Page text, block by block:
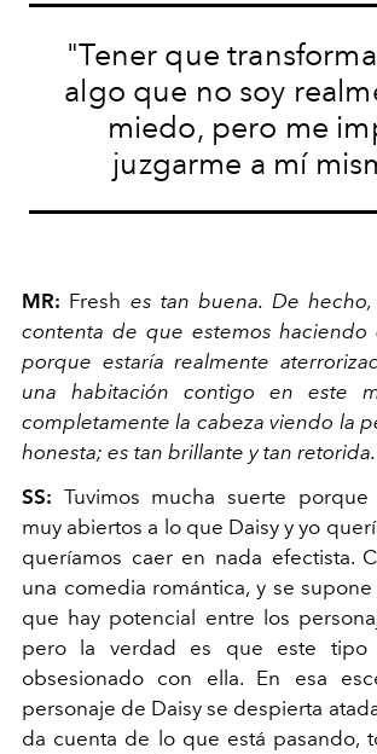
"Tener que
algo que no soy
miedo, pero me
juzgarme a mí
MR: Fresh es tan buena. De
contenta de que estemos haciendo
porque estaría realmente
una habitación contigo en este
completamente la cabeza viendo la
honesta; es tan brillante y tan retorida.
SS: Tuvimos mucha suerte
muy abiertos a lo que Daisy y yo
queríamos caer en nada efectista.
una comedia romántica, y se
que hay potencial entre los
pero la verdad es que este tipo
obsesionado con ella. En esa
personaje de Daisy se despierta
da cuenta de lo que está pasando,